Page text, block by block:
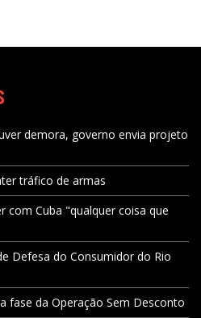
demora, governo envia projeto
tráfico de armas
com Cuba "qualquer coisa que
Defesa do Consumidor do Rio
fase da Operação Sem Desconto